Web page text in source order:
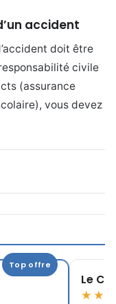
accident
doit être
civile
(assurance
vous devez
Top offre
Le